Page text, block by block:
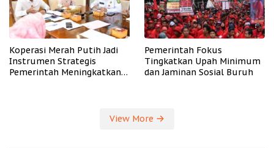
Koperasi Merah Putih Jadi
Instrumen Strategis
Pemerintah Meningkatkan
Pemerintah Fokus
Tingkatkan Upah Minimum
dan Jaminan Sosial Buruh
View More